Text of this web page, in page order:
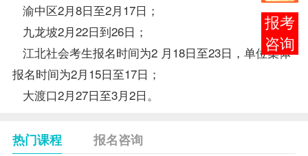
渝中区2月8日至2月17日；
九龙坡2月22日到26日；
江北社会考生报名时间为2 月18日至23日，单位集体
报名时间为2月15日至17日；
大渡口2月27日至3月2日。
热门课程 报名咨询
在线
客服